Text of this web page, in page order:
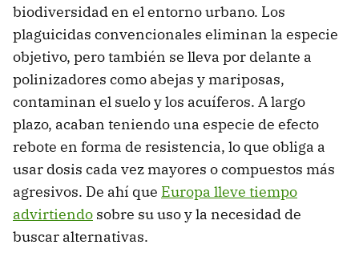
biodiversidad en el entorno urbano. Los
plaguicidas convencionales eliminan la especie
objetivo, pero también se lleva por delante a
polinizadores como abejas y mariposas,
contaminan el suelo y los acuíferos. A largo
plazo, acaban teniendo una especie de efecto
rebote en forma de resistencia, lo que obliga a
usar dosis cada vez mayores o compuestos más
agresivos. De ahí que Europa lleve tiempo
advirtiendo sobre su uso y la necesidad de
buscar alternativas.